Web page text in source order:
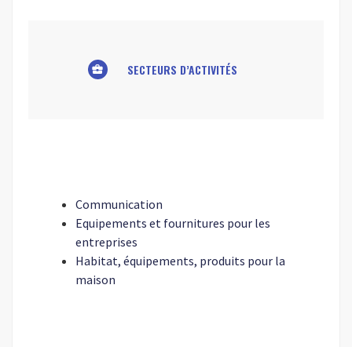
business_center SECTEURS D’ACTIVITÉS
Communication
Equipements et fournitures pour les
entreprises
Habitat, équipements, produits pour la
maison